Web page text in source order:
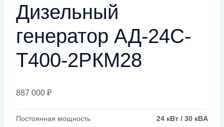
Дизельный
генератор АД-24С-
Т400-2РКМ28
887 000 ₽
Постоянная мощность 24 кВт / 30 кВA